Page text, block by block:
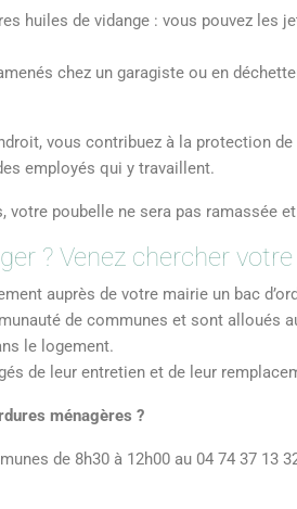
huiles de vidange : vous pouvez les
chez un garagiste ou en
vous contribuez à la protection
employés qui y travaillent.
votre poubelle ne sera pas ramassée
? Venez chercher
auprès de votre mairie un bac
de communes et sont alloués
le logement.
de leur entretien et de leur
ménagères ?
de 8h30 à 12h00 au 04 74 37 13